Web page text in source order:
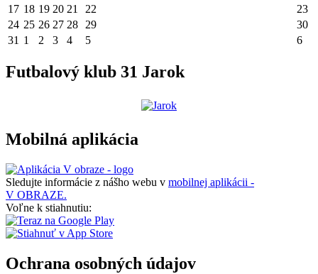
17 18 19 20 21 22
23
24 25 26 27 28 29
30
31 1 2 3 4 5 6
Futbalový klub 31 Jarok
Mobilná aplikácia
Sledujte informácie z nášho webu v mobilnej aplikácii -
V OBRAZE.
Voľne k stiahnutiu:
Ochrana osobných údajov